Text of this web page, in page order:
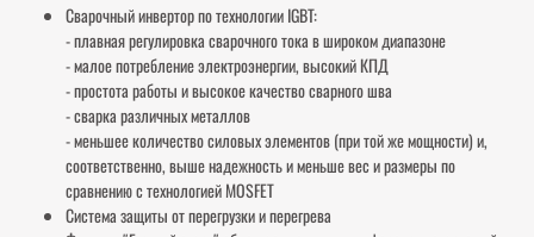
Сварочный инвертор по технологии IGBT:
- плавная регулировка сварочного тока в широком диапазоне
- малое потребление электроэнергии, высокий КПД
- простота работы и высокое качество сварного шва
- сварка различных металлов
- меньшее количество силовых элементов (при той же мощности) и,
соответственно, выше надежность и меньше вес и размеры по
сравнению с технологией MOSFET
Система защиты от перегрузки и перегрева